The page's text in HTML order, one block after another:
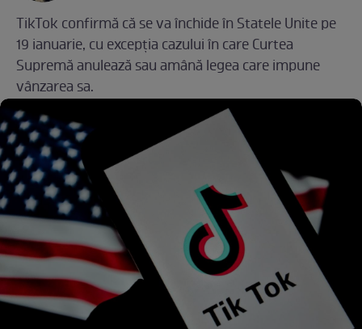
TikTok confirmă că se va închide în Statele Unite pe
19 ianuarie, cu excepția cazului în care Curtea
Supremă anulează sau amână legea care impune
vânzarea sa.